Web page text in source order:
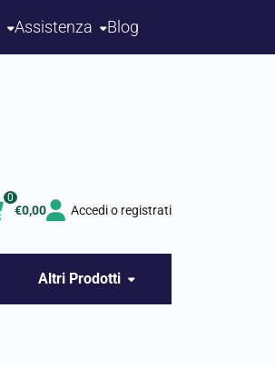
Assistenza Blog
€0,00
0
Accedi o registrati
Altri Prodotti